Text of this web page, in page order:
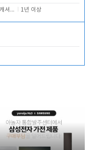
베팅.,청소<<캐셔 모셔봅니다. 1년 이상